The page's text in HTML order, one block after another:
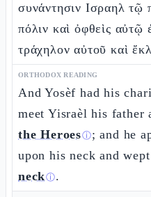
συνάντησιν Ισραηλ
πόλιν καὶ ὀφθεὶς αὐτῷ
τράχηλον αὐτοῦ καὶ
ORTHODOX READING
And Yosèf had his
meet Yisraèl his father
the Heroesⓘ; and he
upon his neck and
neckⓘ.